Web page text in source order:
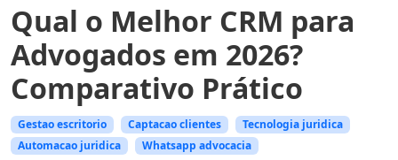
Qual o Melhor CRM para
Advogados em 2026?
Comparativo Prático
Gestao escritorio Captacao clientes
Tecnologia juridica
Automacao juridica
Whatsapp advocacia